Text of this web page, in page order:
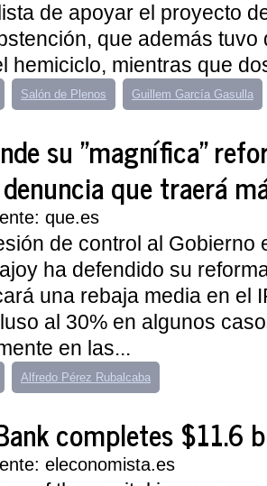
de apoyar el proyecto
que además tuvo
hemiciclo, mientras que
Salón de Plenos Guillem García Gasulla
su "magnífica"
que traerá
que.es
de control al Gobierno
ha defendido su
una rebaja media en el
al 30% en algunos
en las...
Alfredo Pérez Rubalcaba
completes $11.6
eleconomista.es